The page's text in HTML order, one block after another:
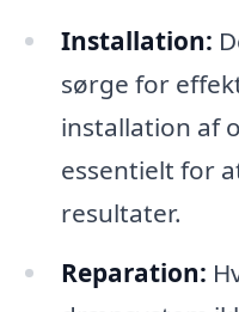
Installation:
sørge for
installation af
essentielt for
resultater.
Reparation: